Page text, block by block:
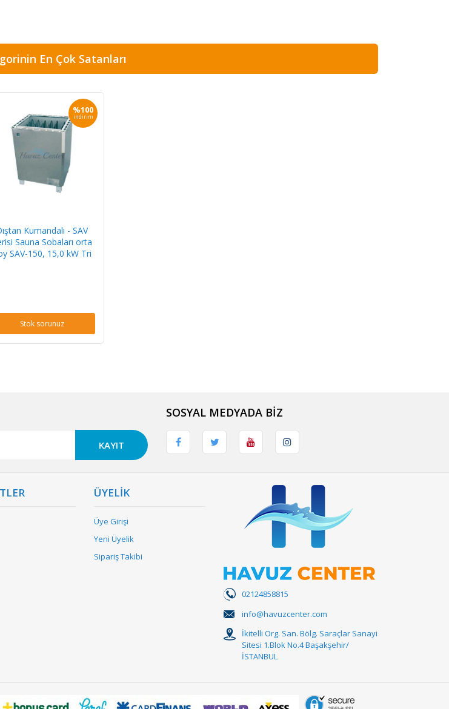
En Çok Satanları
%100
indirim
Kumandalı - SAV
Sauna Sobaları orta
SAV-150, 15,0 kW Tri
Stok sorunuz
KAYIT
SOSYAL MEDYADA BİZ
ÜYELİK
Üye Girişi
Yeni Üyelik
Sipariş Takibi
02124858815
info@havuzcenter.com
İkitelli Org. San. Bölg. Saraçlar Sanayi
Sitesi 1.Blok No.4 Başakşehir/
İSTANBUL